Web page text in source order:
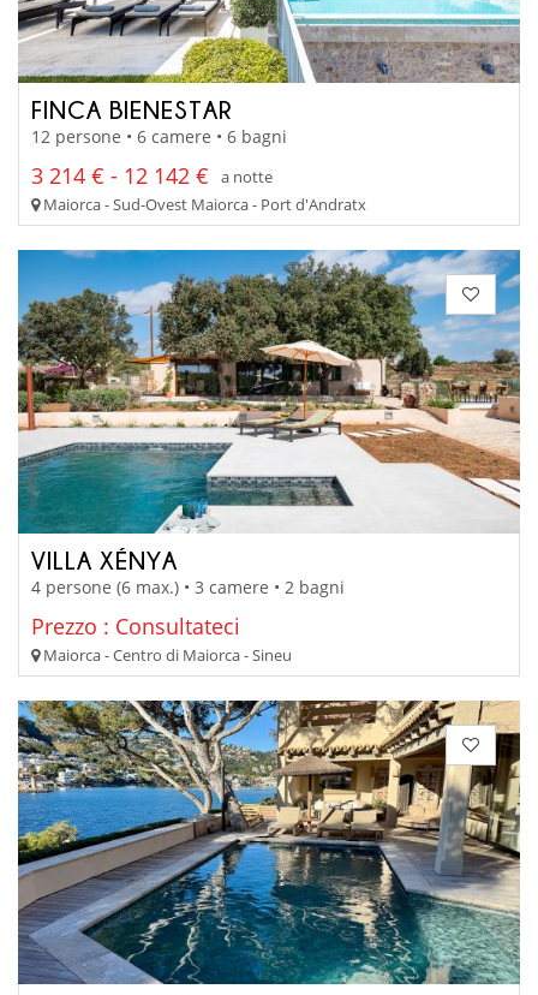
FINCA BIENESTAR
12 persone • 6 camere • 6 bagni
3 214 € - 12 142 €
a notte
Maiorca - Sud-Ovest Maiorca - Port d'Andratx
VILLA XÉNYA
4 persone (6 max.) • 3 camere • 2 bagni
Prezzo : Consultateci
Maiorca - Centro di Maiorca - Sineu